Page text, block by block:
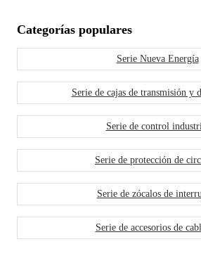
Categorías populares
Serie Nueva Energía
Serie de cajas de transmisión y
Serie de control
Serie de protección de
Serie de zócalos de
Serie de accesorios de